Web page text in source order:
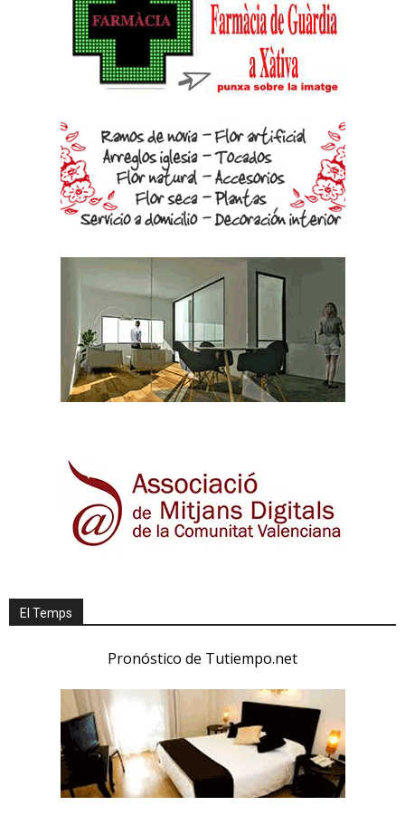
El Temps
Pronóstico de Tutiempo.net